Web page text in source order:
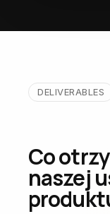
DELIVERABLES
Co
naszej